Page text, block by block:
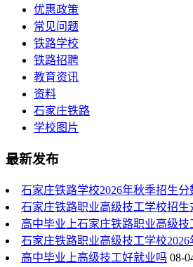
优惠政策
常见问题
铁路学校
铁路招聘
教育资讯
资料
石家庄铁路
学校图片
最新发布
石家庄铁路学校2026年秋季招生分
石家庄铁路职业高级技工学校招生
高中毕业上石家庄铁路职业高级
石家庄铁路职业高级技工学校2026
高中毕业上高级技工好就业吗 08-